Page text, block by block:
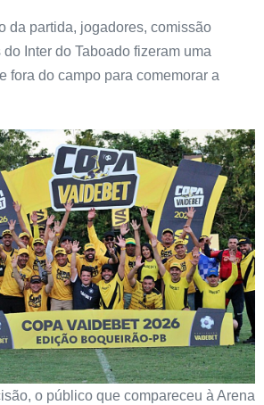
da partida, jogadores, comissão
Inter do Taboado fizeram uma
fora do campo para comemorar a
o público que compareceu à Arena